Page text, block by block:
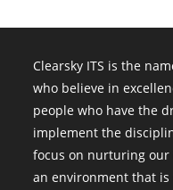
Clearsky ITS is the
who believe in
people who have the
implement the
focus on nurturing
an environment that